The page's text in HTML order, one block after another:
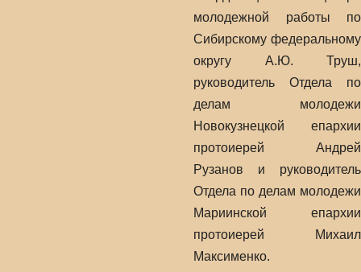
молодежной работы по
Сибирскому федеральному
округу А.Ю. Труш,
руководитель Отдела по
делам молодежи
Новокузнецкой епархии
протоиерей Андрей
Рузанов и руководитель
Отдела по делам молодежи
Мариинской епархии
протоиерей Михаил
Максименко.